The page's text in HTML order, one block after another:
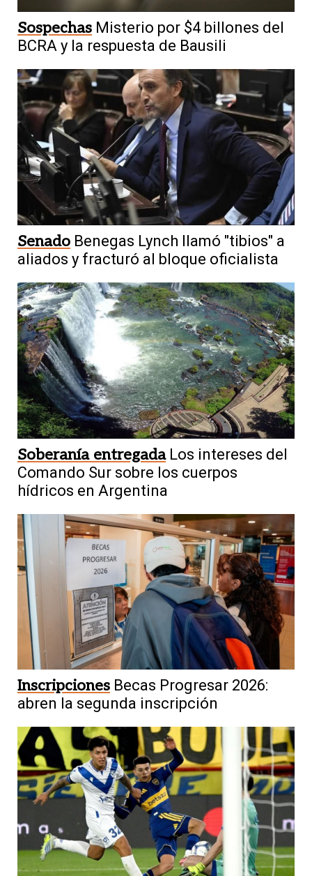
Sospechas Misterio por $4 billones del
BCRA y la respuesta de Bausili
Senado Benegas Lynch llamó "tibios" a
aliados y fracturó al bloque oficialista
Soberanía entregada Los intereses del
Comando Sur sobre los cuerpos
hídricos en Argentina
Inscripciones Becas Progresar 2026:
abren la segunda inscripción